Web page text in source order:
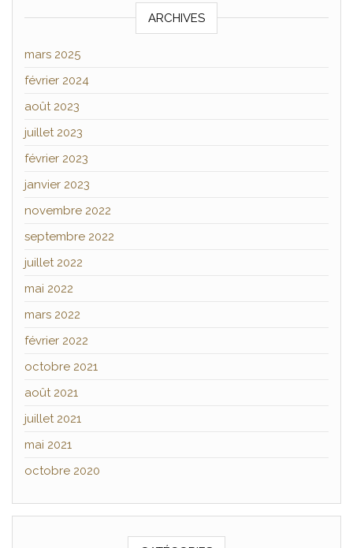
ARCHIVES
mars 2025
février 2024
août 2023
juillet 2023
février 2023
janvier 2023
novembre 2022
septembre 2022
juillet 2022
mai 2022
mars 2022
février 2022
octobre 2021
août 2021
juillet 2021
mai 2021
octobre 2020